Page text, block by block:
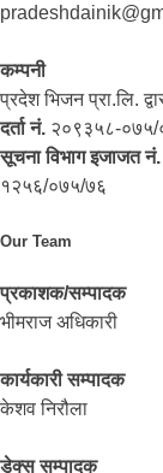
कम्पनी
प्रदेश भिजन प्रा.लि.
दर्ता नं. २०९३५८-०७५/
सूचना विभाग इजाजत नं.
१२५६/०७५/७६
Our Team
प्रकाशक/सम्पादक
भीमराज अधिकारी
कार्यकारी सम्पादक
केशव निरौला
डेक्स सम्पादक